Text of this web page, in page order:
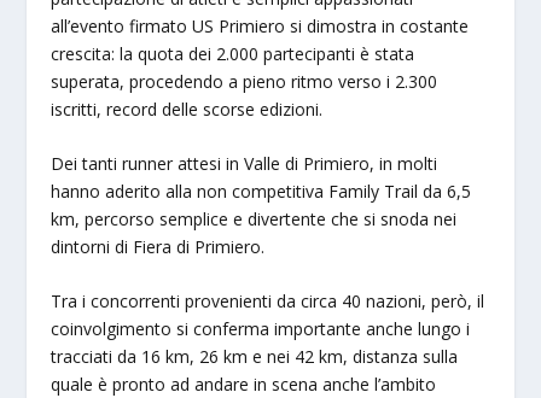
all’evento firmato US Primiero si dimostra in costante
crescita: la quota dei 2.000 partecipanti è stata
superata, procedendo a pieno ritmo verso i 2.300
iscritti, record delle scorse edizioni.
Dei tanti runner attesi in Valle di Primiero, in molti
hanno aderito alla non competitiva Family Trail da 6,5
km, percorso semplice e divertente che si snoda nei
dintorni di Fiera di Primiero.
Tra i concorrenti provenienti da circa 40 nazioni, però, il
coinvolgimento si conferma importante anche lungo i
tracciati da 16 km, 26 km e nei 42 km, distanza sulla
quale è pronto ad andare in scena anche l’ambito